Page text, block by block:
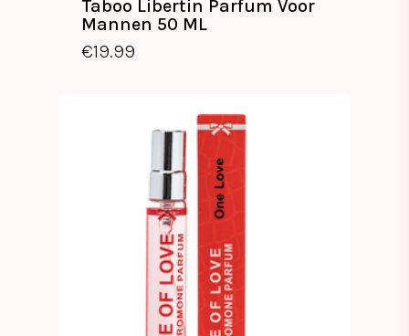
Taboo Libertin Parfum Voor
Mannen 50 ML
€19.99
€19.99